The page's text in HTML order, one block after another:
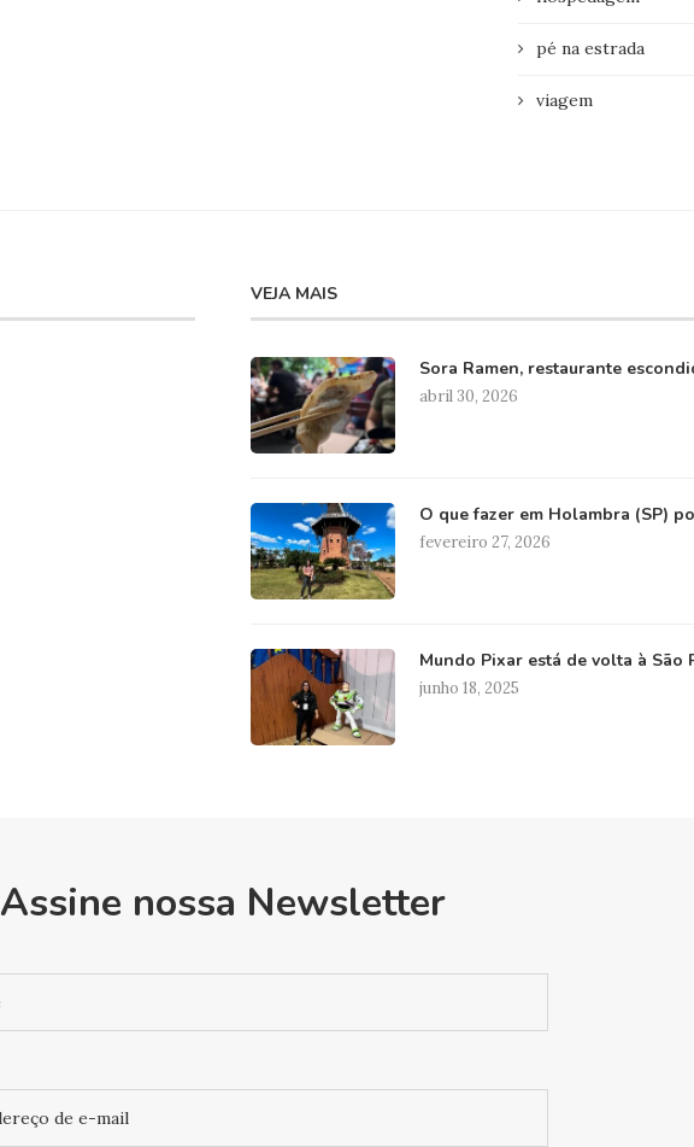
pé na estrada
viagem
VEJA MAIS
Sora Ramen, restaurante
abril 30, 2026
O que fazer em Holambra (SP)
fevereiro 27, 2026
Mundo Pixar está de volta à São
junho 18, 2025
Assine nossa Newsletter